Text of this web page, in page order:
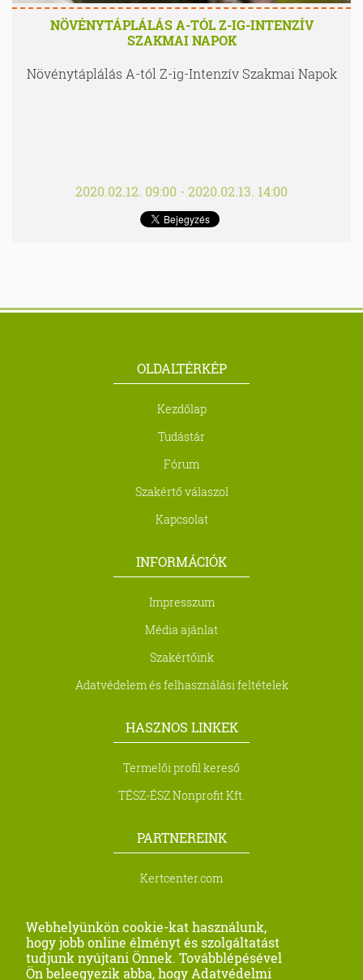
Webhelyünkön cookie-kat használunk,
hogy jobb online élményt és szolgáltatást
tudjunk nyújtani Önnek. Továbblépésével
Ön beleegyezik abba, hogy Adatvédelmi
NÖVÉNYTÁPLÁLÁS A-TÓL Z-IG-INTENZÍV
SZAKMAI NAPOK
Növénytáplálás A-tól Z-ig-Intenzív Szakmai Napok
2020.02.12. 09:00 - 2020.02.13. 14:00
OLDALTÉRKÉP
Kezdőlap
Tudástár
Fórum
Szakértő válaszol
Kapcsolat
INFORMÁCIÓK
Impresszum
Média ajánlat
Szakértőink
Adatvédelem és felhasználási feltételek
HASZNOS LINKEK
Termelői profil kereső
TÉSZ-ÉSZ Nonprofit Kft.
PARTNEREINK
Kertcenter.com
Metra Kft.
Profi Seeds Agro Kft